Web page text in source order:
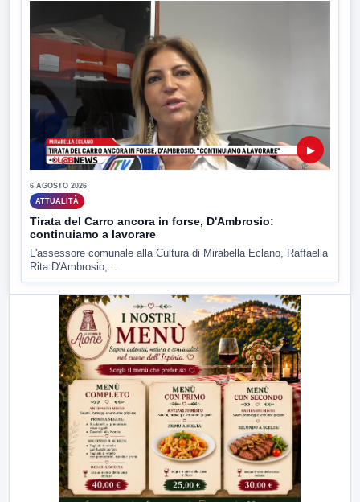
▶
6 AGOSTO 2026
ATTUALITÀ
Tirata del Carro ancora in forse, D'Ambrosio:
continuiamo a lavorare
L'assessore comunale alla Cultura di Mirabella Eclano, Raffaella
Rita D'Ambrosio,...